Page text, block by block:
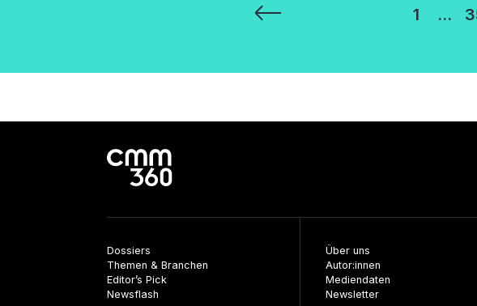
Seitennummerierung
1 …
Dossiers
Themen & Branchen
Editor’s Pick
Newsflash
Über uns
Autor:innen
Mediendaten
Newsletter